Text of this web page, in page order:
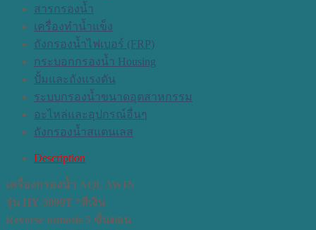
สารกรองน้ำ
เครื่องทำน้ำแข็ง
ถังกรองน้ำไฟเบอร์ (FRP)
กระบอกกรองน้ำ Housing
ปั้มและถังแรงดัน
ระบบกรองน้ำขนาดอุตสาหกรรม
อะไหล่และอุปกรณ์อื่นๆ
ถังกรองน้ำสแตนเลส
Description
เครื่องกรองน้ำ AQUAWIN
รุ่น HY-5099T *สีเงิน
Reverse osmosis 5 ขั้นตอน